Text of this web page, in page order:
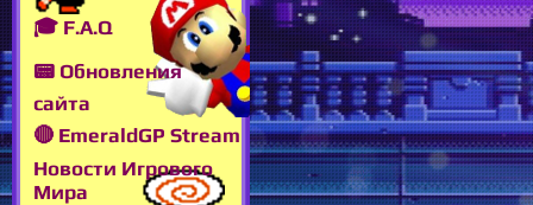
🎓 F.A.Q
📟 Обновления
сайта
🔴 EmeraldGP Stream
Новости Игрового
Мира